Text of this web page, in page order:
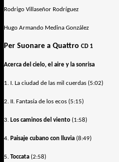
Rodrigo Villaseñor Rodríguez
Hugo Armando Medina González
Per Suonare a Quattro CD 1
Acerca del cielo, el aire y la sonrisa
1. I. La ciudad de las mil cuerdas (5:02)
2. II. Fantasía de los ecos (5:15)
3. Los caminos del viento (1:58)
4. Paisaje cubano con lluvia (8:49)
5. Toccata (2:58)